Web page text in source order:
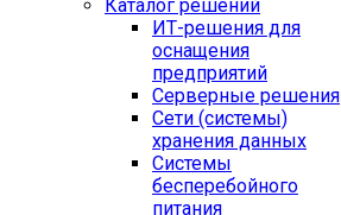
Каталог решений
ИТ-решения для
оснащения
предприятий
Серверные решения
Сети (системы)
хранения данных
Системы
бесперебойного
питания